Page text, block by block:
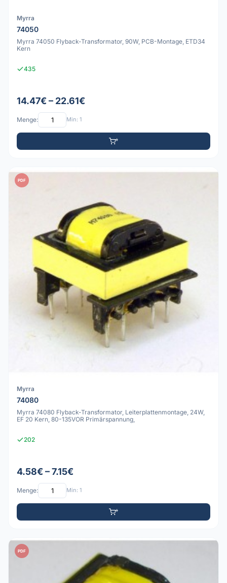
Myrra
74050
Myrra 74050 Flyback-Transformator, 90W, PCB-Montage, ETD34
Kern
435
14.47€ – 22.61€
Menge: Min: 1
PDF
Myrra
74080
Myrra 74080 Flyback-Transformator, Leiterplattenmontage, 24W,
EF 20 Kern, 80-135VOR Primärspannung,
202
4.58€ – 7.15€
Menge: Min: 1
PDF